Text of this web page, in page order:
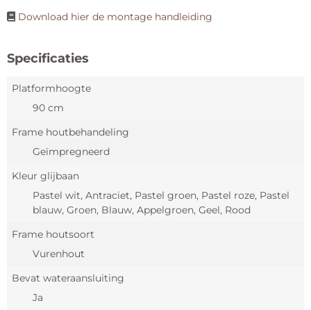
Download hier de montage handleiding
Specificaties
Platformhoogte
90 cm
Frame houtbehandeling
Geïmpregneerd
Kleur glijbaan
Pastel wit, Antraciet, Pastel groen, Pastel roze, Pastel
blauw, Groen, Blauw, Appelgroen, Geel, Rood
Frame houtsoort
Vurenhout
Bevat wateraansluiting
Ja